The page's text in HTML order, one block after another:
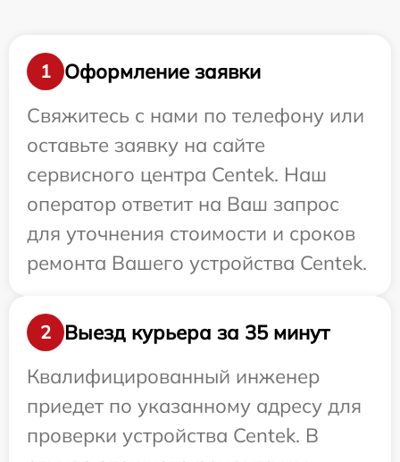
1
Оформление заявки
Свяжитесь с нами по телефону или
оставьте заявку на сайте
сервисного центра Centek. Наш
оператор ответит на Ваш запрос
для уточнения стоимости и сроков
ремонта Вашего устройства Centek.
2
Выезд курьера за 35 минут
Квалифицированный инженер
приедет по указанному адресу для
проверки устройства Centek. В